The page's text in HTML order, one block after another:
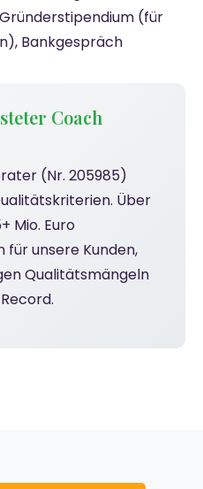
(für
Bankgespräch
Coach
(Nr. 205985)
Über
Mio. Euro
für unsere Kunden,
Qualitätsmängeln